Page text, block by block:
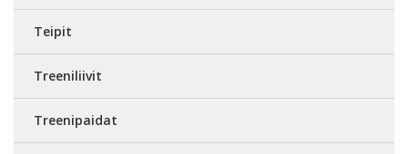
Teipit
Treeniliivit
Treenipaidat